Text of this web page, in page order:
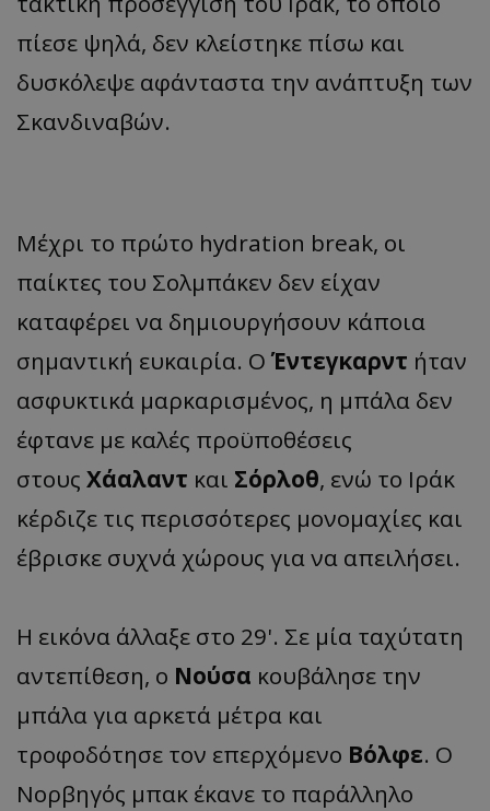
πίεσε ψηλά, δεν κλείστηκε πίσω και
δυσκόλεψε αφάνταστα την ανάπτυξη των
Σκανδιναβών.
Μέχρι το πρώτο hydration break, οι
παίκτες του Σολμπάκεν δεν είχαν
καταφέρει να δημιουργήσουν κάποια
σημαντική ευκαιρία. Ο Έντεγκαρντ ήταν
ασφυκτικά μαρκαρισμένος, η μπάλα δεν
έφτανε με καλές προϋποθέσεις
στους Χάαλαντ και Σόρλοθ, ενώ το Ιράκ
κέρδιζε τις περισσότερες μονομαχίες και
έβρισκε συχνά χώρους για να απειλήσει.
Η εικόνα άλλαξε στο 29'. Σε μία ταχύτατη
αντεπίθεση, ο Νούσα κουβάλησε την
μπάλα για αρκετά μέτρα και
τροφοδότησε τον επερχόμενο Βόλφε. Ο
Νορβηγός μπακ έκανε το παράλληλο